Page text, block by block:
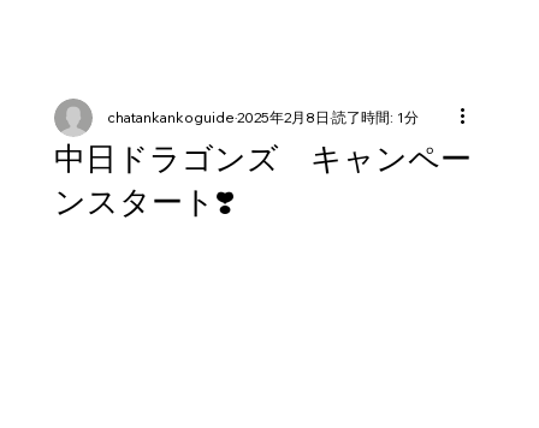
中日ドラゴンズ キャンペー
ンスタート❣️
chatankankoguide2025年2月8日 読了時間: 1分